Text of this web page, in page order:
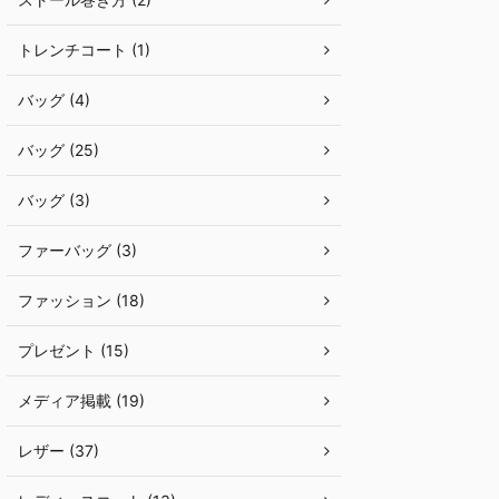
トレンチコート (1)
バッグ (4)
バッグ (25)
バッグ (3)
ファーバッグ (3)
ファッション (18)
プレゼント (15)
メディア掲載 (19)
レザー (37)